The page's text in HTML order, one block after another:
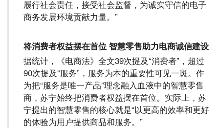
履行社会责任，接受社会监督，为诚实守信的电子
商务发展环境贡献力量。”
将消费者权益摆在首位 智慧零售助力电商诚信建设
据统计，《电商法》全文39次提及“消费者”，超过
90次提及“服务”，服务为本的重要性可见一斑。作
为把“服务是唯一产品”理念融入血液中的智慧零售
商，苏宁始终把消费者权益摆在首位。实际上，苏
宁提出的智慧零售的核心就是“以更高的效率和更好
的体验为用户提供商品和服务。”